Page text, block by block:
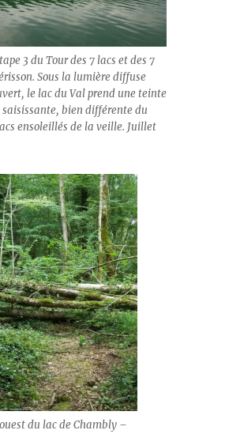
3 du Tour des 7 lacs et des 7
Sous la lumière diffuse
le lac du Val prend une teinte
bien différente du
ensoleillés de la veille. Juillet
du lac de Chambly –